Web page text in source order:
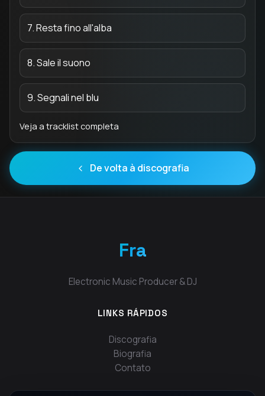
7. Resta fino all'alba
8. Sale il suono
9. Segnali nel blu
Veja a tracklist completa
De volta à discografia
Fra
Electronic Music Producer & DJ
LINKS RÁPIDOS
Discografia
Biografia
Contato